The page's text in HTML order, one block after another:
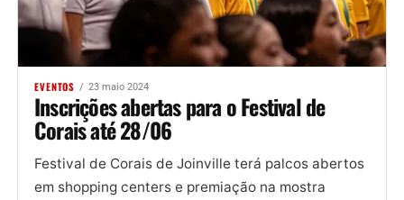
EVENTOS 23 maio 2024
Inscrições abertas para o Festival de
Corais até 28/06
Festival de Corais de Joinville terá palcos abertos
em shopping centers e premiação na mostra